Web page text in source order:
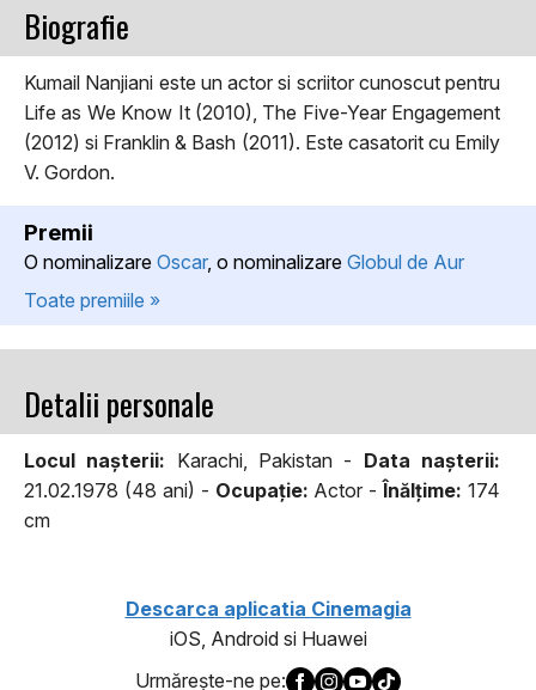
Biografie
Kumail Nanjiani este un actor si scriitor cunoscut pentru
Life as We Know It (2010), The Five-Year Engagement
(2012) si Franklin & Bash (2011). Este casatorit cu Emily
V. Gordon.
Premii
O nominalizare Oscar, o nominalizare Globul de Aur
Toate premiile »
Detalii personale
Locul naşterii: Karachi, Pakistan - Data naşterii:
21.02.1978 (48 ani) - Ocupaţie: Actor -Înălţime: 174
cm
Descarca aplicatia Cinemagia
iOS, Android si Huawei
Urmăreşte-ne pe: